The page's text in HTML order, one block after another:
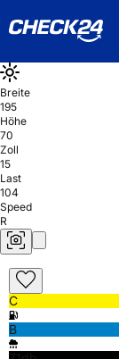
Breite
195
Höhe
70
Zoll
15
Last
104
Speed
R
C
B